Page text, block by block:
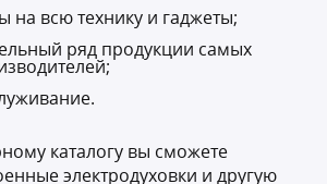
на всю технику и гаджеты;
ряд продукции самых
каталогу вы сможете
электродуховки и другую